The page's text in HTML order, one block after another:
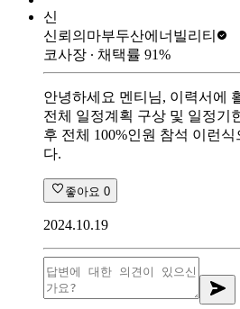
신
신뢰의마부두산에너빌리티
코사장 ∙ 채택률 91%
안녕하세요 멘티님, 이력서에
전체 일정계획 구상 및 일정기
후 전체 100%인원 참석 이런
다.
좋아요 0
2024.10.19